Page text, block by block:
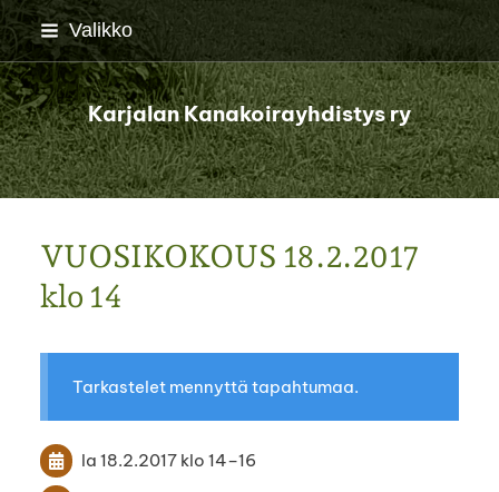
Siirry
sivun
sisältöön
Valikko
Karjalan Kanakoirayhdistys ry
VUOSIKOKOUS 18.2.2017
klo 14
Tarkastelet mennyttä tapahtumaa.
la 18.2.2017 klo 14–16